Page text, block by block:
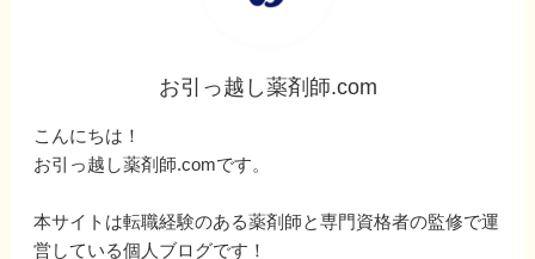
お引っ越し薬剤師.com
こんにちは！
お引っ越し薬剤師.comです。
本サイトは転職経験のある薬剤師と専門資格者の監修で運
営している個人ブログです！